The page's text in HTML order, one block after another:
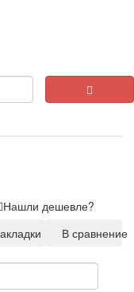
Нашли дешевле?
В сравнение